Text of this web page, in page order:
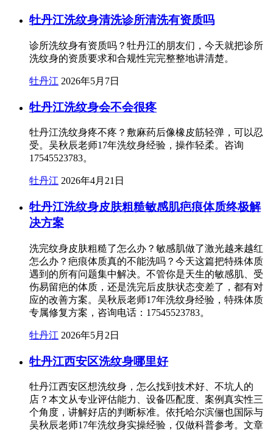
牡丹江洗纹身清洗诊所清洗有资质吗
诊所洗纹身有资质吗？牡丹江的朋友们，今天就把诊所
洗纹身的资质要求和合规性完完整整地讲清楚。
牡丹江 2026年5月7日
牡丹江洗纹身会不会很疼
牡丹江洗纹身疼不疼？敷麻药后像橡皮筋轻弹，可以忍
受。吴秋辰老师17年洗纹身经验，操作轻柔。咨询
17545523783。
牡丹江 2026年4月21日
牡丹江洗纹身皮肤粗糙敏感肌疤痕体质终极解
决方案
洗完纹身皮肤粗糙了怎么办？敏感肌做了激光越来越红
怎么办？疤痕体质真的不能洗吗？今天这篇把特殊体质
遇到的所有问题集中解决。不管你是天生的敏感肌、受
伤易留疤的体质，还是洗完后皮肤状态变差了，都有对
应的改善方案。吴秋辰老师17年洗纹身经验，特殊体质
专属修复方案，咨询电话：17545523783。
牡丹江 2026年5月2日
牡丹江西安区洗纹身哪里好
牡丹江西安区想洗纹身，怎么找到技术好、不坑人的
店？本文从专业评估能力、设备匹配度、案例真实性三
个角度，讲解好店的判断标准。依托哈尔滨俪也国际与
吴秋辰老师17年洗纹身实操经验，仅做科普参考。文章